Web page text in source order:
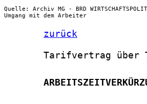
Quelle: Archiv MG - BRD
Umgang mit dem Arbeiter
zurück
Tarifvertrag über